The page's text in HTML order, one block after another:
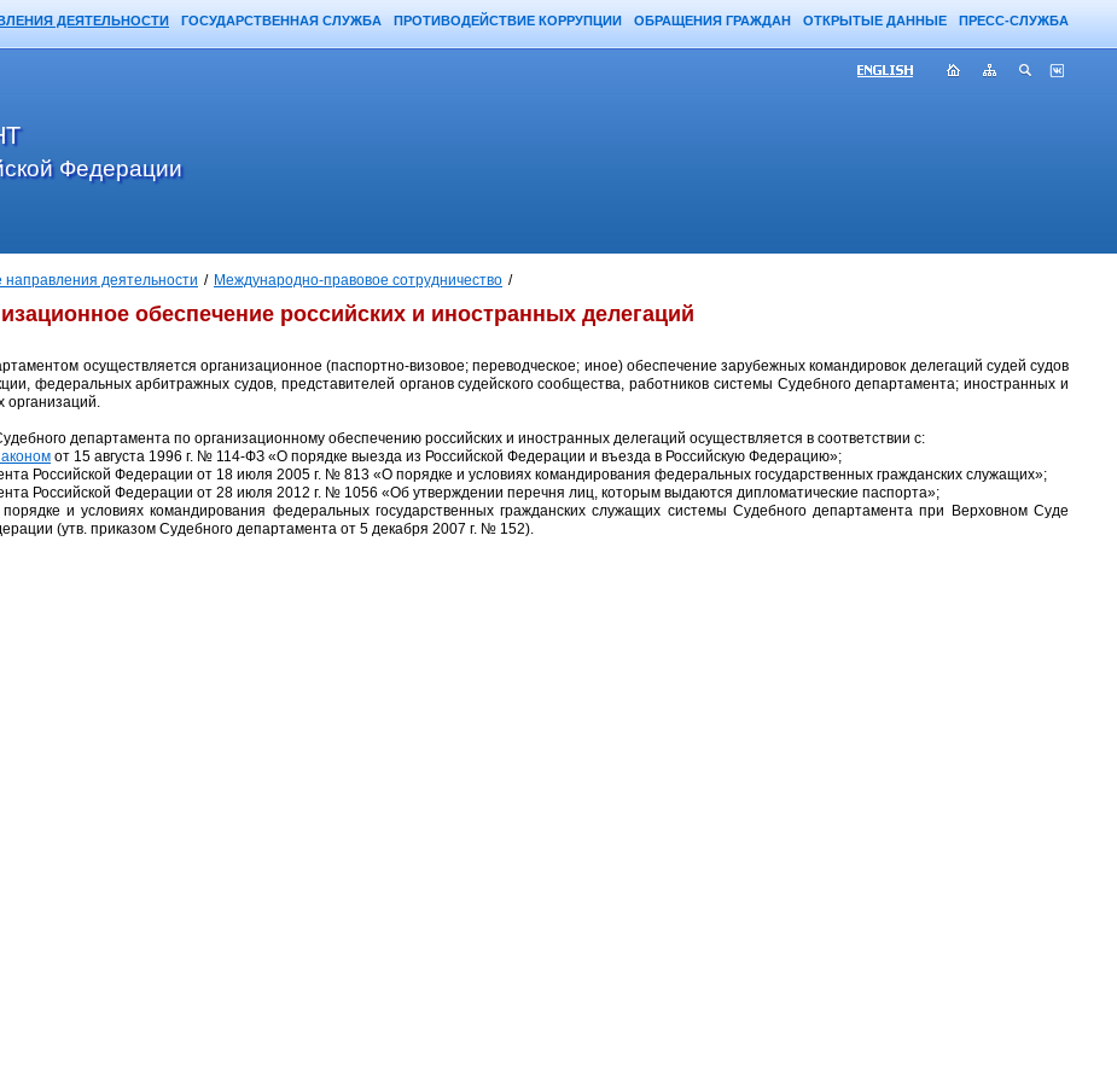
ДЕЯТЕЛЬНОСТИ ГОСУДАРСТВЕННАЯ СЛУЖБА ПРОТИВОДЕЙСТВИЕ КОРРУПЦИИ ОБРАЩЕНИЯ ГРАЖДАН ОТКРЫТЫЕ ДАННЫЕ ПРЕСС-СЛУЖБА
деятельности / Международно-правовое сотрудничество /
обеспечение российских и иностранных делегаций
осуществляется организационное (паспортно-визовое; переводческое; иное) обеспечение зарубежных командировок делегаций судей судов
федеральных арбитражных судов, представителей органов судейского сообщества, работников системы Судебного департамента; иностранных и
организаций.
департамента по организационному обеспечению российских и иностранных делегаций осуществляется в соответствии с:
от 15 августа 1996 г. № 114-ФЗ «О порядке выезда из Российской Федерации и въезда в Российскую Федерацию»;
Российской Федерации от 18 июля 2005 г. № 813 «О порядке и условиях командирования федеральных государственных гражданских служащих»;
Российской Федерации от 28 июля 2012 г. № 1056 «Об утверждении перечня лиц, которым выдаются дипломатические паспорта»;
порядке и условиях командирования федеральных государственных гражданских служащих системы Судебного департамента при Верховном Суде
(утв. приказом Судебного департамента от 5 декабря 2007 г. № 152).
Федерации